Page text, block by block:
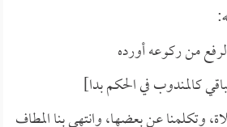
من ركوعه أورده
كالمندوب في الحكم بدا]
وتكلمنا عن بعضها، وانتهى بنا المطاف